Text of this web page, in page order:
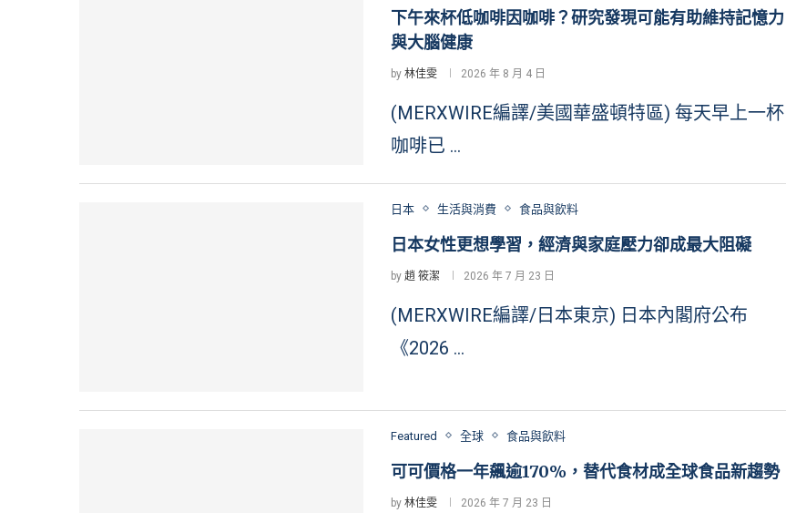
下午來杯低咖啡因咖啡？研究發現可能有助維持記憶力
與大腦健康
by 林佳雯 2026 年 8 月 4 日
(MERXWIRE編譯/美國華盛頓特區) 每天早上一杯
咖啡已 …
日本 生活與消費 食品與飲料
日本女性更想學習，經濟與家庭壓力卻成最大阻礙
by 趙 筱潔 2026 年 7 月 23 日
(MERXWIRE編譯/日本東京) 日本內閣府公布
《2026 …
Featured 全球 食品與飲料
可可價格一年飆逾170%，替代食材成全球食品新趨勢
by 林佳雯 2026 年 7 月 23 日